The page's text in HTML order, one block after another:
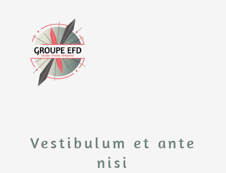
Vestibulum et ante
nisi